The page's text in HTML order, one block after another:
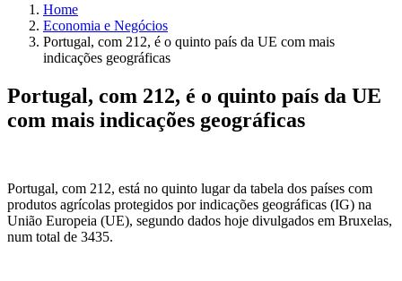
Home
Economia e Negócios
Portugal, com 212, é o quinto país da UE com mais
indicações geográficas
Portugal, com 212, é o quinto país da UE
com mais indicações geográficas
Portugal, com 212, está no quinto lugar da tabela dos países com
produtos agrícolas protegidos por indicações geográficas (IG) na
União Europeia (UE), segundo dados hoje divulgados em Bruxelas,
num total de 3435.